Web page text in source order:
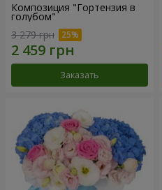
Композиция "Гортензия в
голубом"
3 279 грн
Заказать